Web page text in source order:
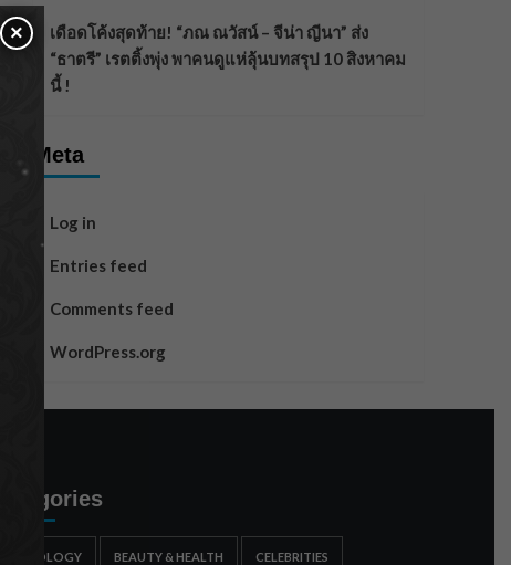
เดือดโค้งสุดท้าย! “ภณ ณวัสน์ – จีน่า ญีนา” ส่ง
“ธาตรี” เรตติ้งพุ่ง พาคนดูแห่ลุ้นบทสรุป 10 สิงหาคม
นี้ !
Meta
Log in
Entries feed
Comments feed
WordPress.org
Categories
ASTROLOGY BEAUTY & HEALTH CELEBRITIES
×